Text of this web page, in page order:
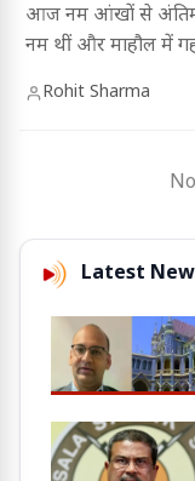
आज नम आंखों से अंतिम
नम थीं और माहौल में
Rohit Sharma
Latest